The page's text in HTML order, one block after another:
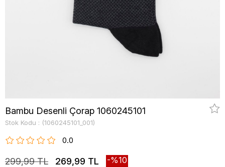
Bambu Desenli Çorap 1060245101
Stok Kodu (1060245101_001)
0.0
299,99 TL 269,99 TL 10